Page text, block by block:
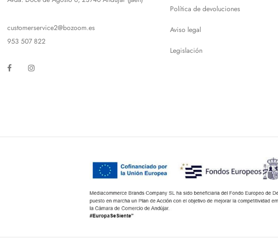
customerservice2@bozoom.es
953 507 822
Facebook
Política de devoluciones
Aviso legal
Legislación